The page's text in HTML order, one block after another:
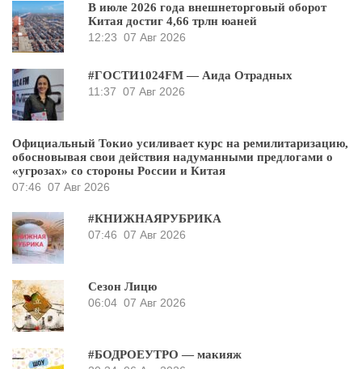
В июле 2026 года внешнеторговый оборот
Китая достиг 4,66 трлн юаней
12:23 07 Авг 2026
#ГОСТИ1024FM — Аида Отрадных
11:37 07 Авг 2026
Официальный Токио усиливает курс на ремилитаризацию,
обосновывая свои действия надуманными предлогами о
«угрозах» со стороны России и Китая
07:46 07 Авг 2026
#КНИЖНАЯРУБРИКА
07:46 07 Авг 2026
Сезон Лицю
06:04 07 Авг 2026
#БОДРОЕУТРО — макияж